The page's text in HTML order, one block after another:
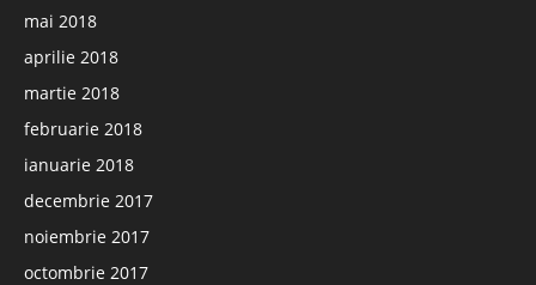
mai 2018
aprilie 2018
martie 2018
februarie 2018
ianuarie 2018
decembrie 2017
noiembrie 2017
octombrie 2017